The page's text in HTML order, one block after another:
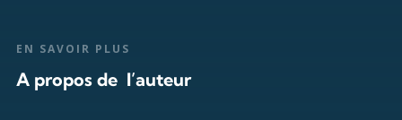
EN SAVOIR PLUS
A propos de l’auteur